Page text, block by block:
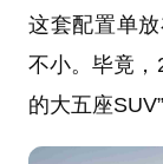
这套配置单
不小。毕竟
的大五座SUV”